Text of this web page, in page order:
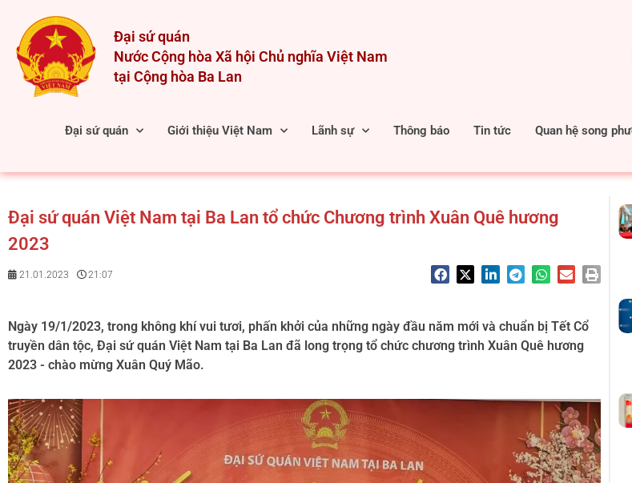
content
Đại sứ quán
Nước Cộng hòa Xã hội Chủ nghĩa Việt Nam
tại Cộng hòa Ba Lan
Đại sứ quán Giới thiệu Việt Nam Lãnh sự Thông báo Tin tức Quan hệ song
Đại sứ quán Việt Nam tại Ba Lan tổ chức Chương trình Xuân Quê hương
2023
21.01.2023 21:07
Ngày 19/1/2023, trong không khí vui tươi, phấn khởi của những ngày đầu năm mới và chuẩn bị Tết Cổ
truyền dân tộc, Đại sứ quán Việt Nam tại Ba Lan đã long trọng tổ chức chương trình Xuân Quê hương
2023 - chào mừng Xuân Quý Mão.